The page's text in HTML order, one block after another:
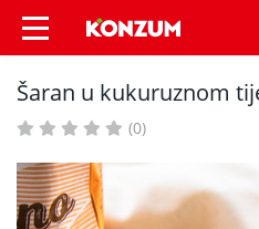
Šaran u
Šaran u kukuruznom
(0)